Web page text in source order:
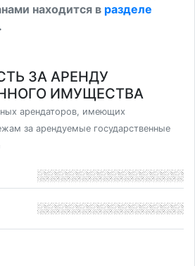
находится в разделе
.
ЗА АРЕНДУ
ИМУЩЕСТВА
арендаторов, имеющих
за арендуемые государственные